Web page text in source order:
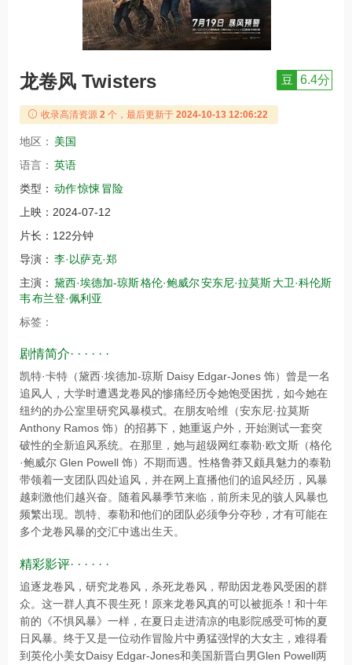
龙卷风 Twisters 豆 6.4分
收录高清资源 2 个，最后更新于 2024-10-13 12:06:22
地区： 美国
语言： 英语
类型： 动作惊悚冒险
上映： 2024-07-12
片长： 122分钟
导演： 李·以萨克·郑
主演： 黛西·埃德加-琼斯格伦·鲍威尔安东尼·拉莫斯大卫·科伦斯
韦布兰登·佩利亚
标签：
剧情简介· · · · · ·
凯特·卡特（黛西·埃德加-琼斯 Daisy Edgar-Jones 饰）曾是一名
追风人，大学时遭遇龙卷风的惨痛经历令她饱受困扰，如今她在
纽约的办公室里研究风暴模式。在朋友哈维（安东尼·拉莫斯
Anthony Ramos 饰）的招募下，她重返户外，开始测试一套突
破性的全新追风系统。在那里，她与超级网红泰勒·欧文斯（格伦
·鲍威尔 Glen Powell 饰）不期而遇。性格鲁莽又颇具魅力的泰勒
带领着一支团队四处追风，并在网上直播他们的追风经历，风暴
越刺激他们越兴奋。随着风暴季节来临，前所未见的骇人风暴也
频繁出现。凯特、泰勒和他们的团队必须争分夺秒，才有可能在
多个龙卷风暴的交汇中逃出生天。
精彩影评· · · · · ·
追逐龙卷风，研究龙卷风，杀死龙卷风，帮助因龙卷风受困的群
众。这一群人真不畏生死！原来龙卷风真的可以被扼杀！和十年
前的《不惧风暴》一样，在夏日走进清凉的电影院感受可怖的夏
日风暴。终于又是一位动作冒险片中勇猛强悍的大女主，难得看
到英伦小美女Daisy Edgar-Jones和美国新晋白男Glen Powell两